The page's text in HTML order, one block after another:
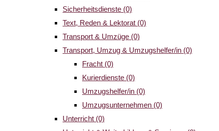
Sicherheitsdienste (0)
Text, Reden & Lektorat (0)
Transport & Umzüge (0)
Transport, Umzug & Umzugshelfer/in (0)
Fracht (0)
Kurierdienste (0)
Umzugshelfer/in (0)
Umzugsunternehmen (0)
Unterricht (0)